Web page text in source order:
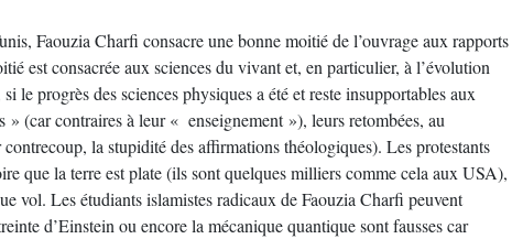
Faouzia Charfi consacre une bonne moitié de l’ouvrage aux rapports
est consacrée aux sciences du vivant et, en particulier, à l’évolution
le progrès des sciences physiques a été et reste insupportables aux
» (car contraires à leur « enseignement »), leurs retombées, au
la stupidité des affirmations théologiques). Les protestants
que la terre est plate (ils sont quelques milliers comme cela aux USA),
vol. Les étudiants islamistes radicaux de Faouzia Charfi peuvent
d’Einstein ou encore la mécanique quantique sont fausses car